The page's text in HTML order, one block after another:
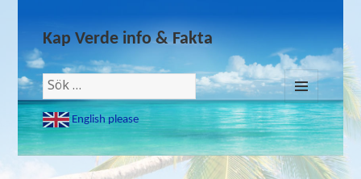
Kap Verde info & Fakta
Sök
efter:
English please
MENY
OCH
WIDGETS